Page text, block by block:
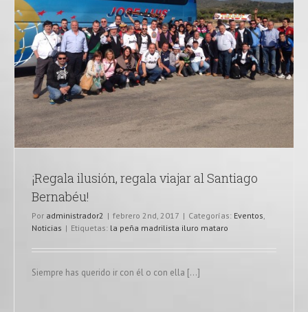
¡Regala ilusión, regala viajar al Santiago
Bernabéu!
Por administrador2 | febrero 2nd, 2017 | Categorías: Eventos,
Noticias | Etiquetas: la peña madrilista iluro mataro
Siempre has querido ir con él o con ella [...]